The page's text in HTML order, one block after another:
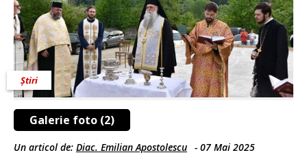
Galerie foto (2)
Știri
Un articol de: Diac. Emilian Apostolescu - 07 Mai 2025